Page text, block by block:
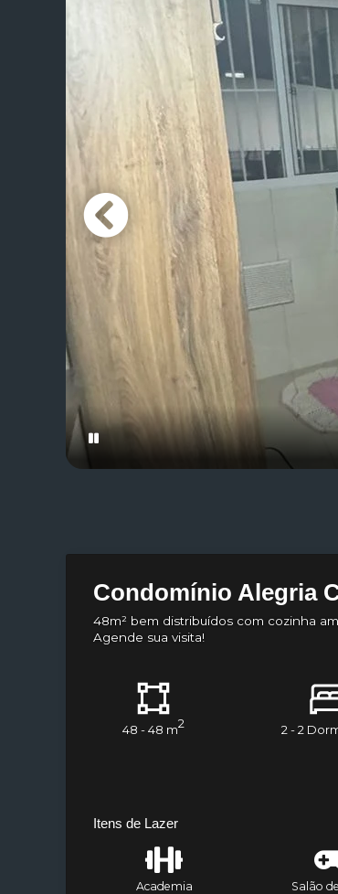
Condomínio Alegria
48m² bem distribuídos com cozinha
Agende sua visita!
48 - 48 m2 2 - 2
Itens de Lazer
Academia Salão